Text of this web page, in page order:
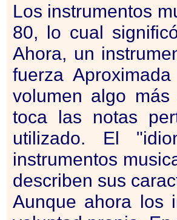
Los instrumentos
80, lo cual
Ahora, un
fuerza
volumen algo
toca las notas
utilizado. El
instrumentos
describen sus
Aunque ahora los